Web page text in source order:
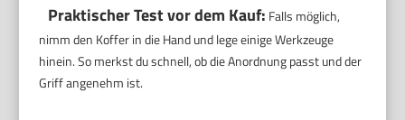
Praktischer Test vor dem Kauf: Falls möglich,
nimm den Koffer in die Hand und lege einige Werkzeuge
hinein. So merkst du schnell, ob die Anordnung passt und der
Griff angenehm ist.